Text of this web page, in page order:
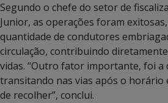
Segundo o chefe do setor de
Junior, as operações foram
quantidade de condutores
circulação, contribuindo
vidas. “Outro fator importante, foi a
transitando nas vias após o horário
de recolher”, conclui.